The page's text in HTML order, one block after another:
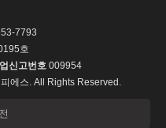
7793
호
신고번호 009954
에스. All Rights Reserved.